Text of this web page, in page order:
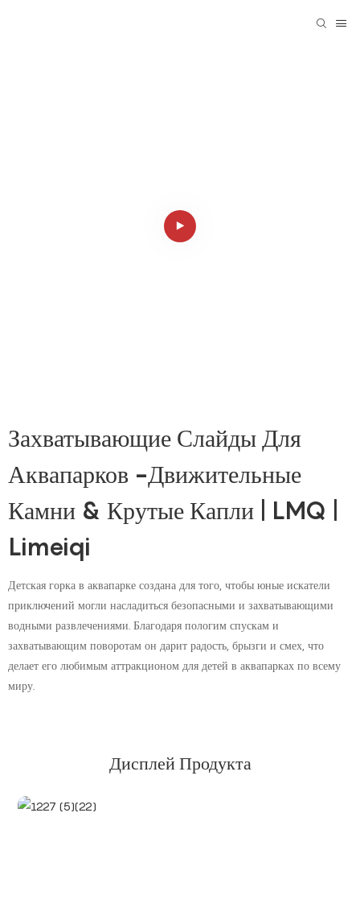
Захватывающие Слайды Для
Аквапарков -Движительные
Камни & Крутые Капли | LMQ |
Limeiqi
Детская горка в аквапарке создана для того, чтобы юные искатели
приключений могли насладиться безопасными и захватывающими
водными развлечениями. Благодаря пологим спускам и
захватывающим поворотам он дарит радость, брызги и смех, что
делает его любимым аттракционом для детей в аквапарках по всему
миру.
Дисплей Продукта